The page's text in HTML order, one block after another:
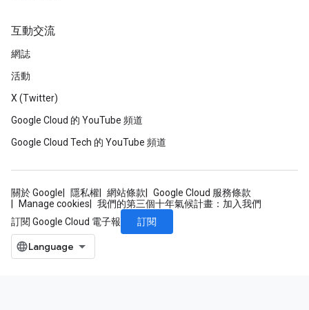
互動交流
網誌
活動
X (Twitter)
Google Cloud 的 YouTube 頻道
Google Cloud Tech 的 YouTube 頻道
關於 Google 隱私權 網站條款
Google Cloud 服務條款
Manage cookies
我們的第三個十年氣候計畫：加入我們
訂閱 Google Cloud 電子報
訂閱